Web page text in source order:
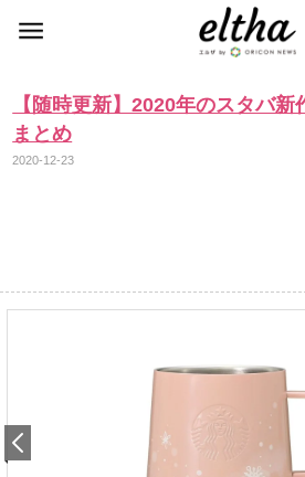
【随時更新】2020年のスタバ
まとめ
2020-12-23